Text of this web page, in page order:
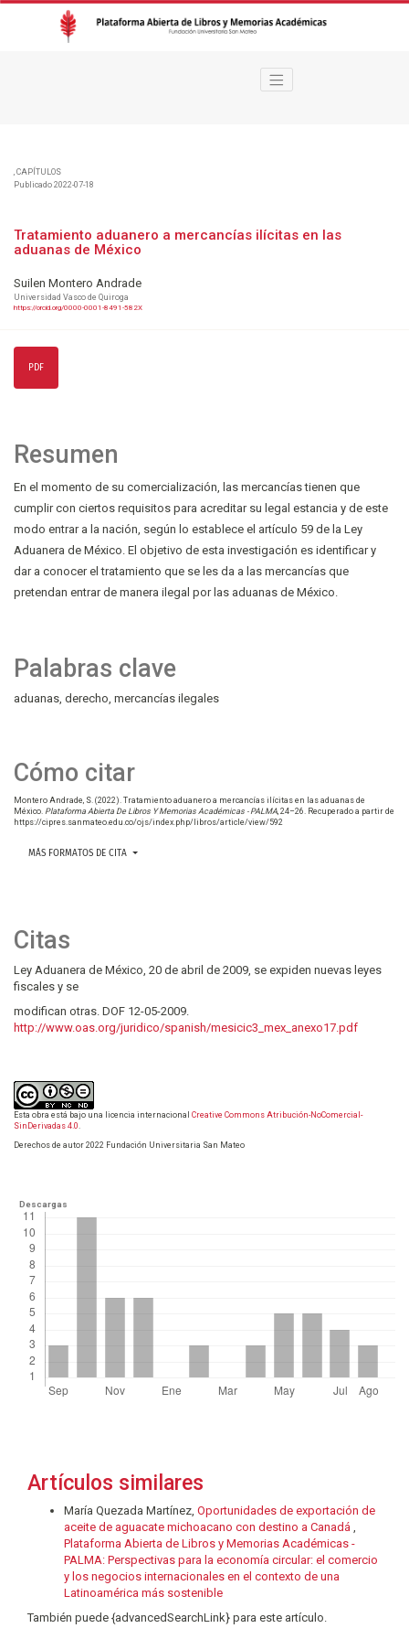
, CAPÍTULOS
Tratamiento aduanero a mercancías ilícitas en las
aduanas de México
Publicado 2022-07-18
Suilen Montero Andrade
Universidad Vasco de Quiroga
https://orcid.org/0000-0001-8491-582X
PDF
Palabras clave
aduanas derecho mercancías ilegales
Cómo citar
Montero Andrade, S. (2022). Tratamiento aduanero a mercancías ilícitas en las aduanas de
México. Plataforma Abierta De Libros Y Memorias Académicas - PALMA, 24–26. Recuperado a partir de
https://cipres.sanmateo.edu.co/ojs/index.php/libros/article/view/592
MÁS FORMATOS DE CITA
Resumen
En el momento de su comercialización, las mercancías tienen que
cumplir con ciertos requisitos para acreditar su legal estancia y de este
modo entrar a la nación, según lo establece el artículo 59 de la Ley
Aduanera de México. El objetivo de esta investigación es identificar y
dar a conocer el tratamiento que se les da a las mercancías que
pretendan entrar de manera ilegal por las aduanas de México.
Citas
Ley Aduanera de México, 20 de abril de 2009, se expiden nuevas leyes
fiscales y se
modifican otras. DOF 12-05-2009.
http://www.oas.org/juridico/spanish/mesicic3_mex_anexo17.pdf
Esta obra está bajo una licencia internacional Creative Commons Atribución-NoComercial-
SinDerivadas 4.0.
Derechos de autor 2022 Fundación Universitaria San Mateo
Descargas
Artículos similares
María Quezada Martínez, Oportunidades de exportación de
aceite de aguacate michoacano con destino a Canadá ,
Plataforma Abierta de Libros y Memorias Académicas -
PALMA: Perspectivas para la economía circular: el comercio
y los negocios internacionales en el contexto de una
Latinoamérica más sostenible
También puede {advancedSearchLink} para este artículo.